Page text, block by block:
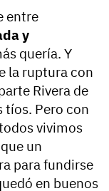
entre
y
quería. Y
la ruptura con
Rivera de
tíos. Pero con
vivimos
un
para fundirse
en buenos